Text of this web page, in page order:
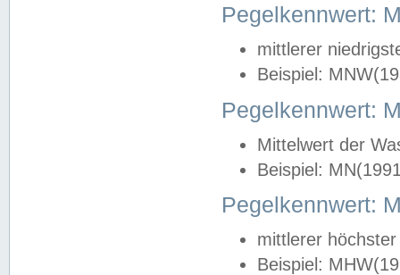
Pegelkennwert:
mittlerer
Beispiel:
Pegelkennwert:
Mittelwert der
Beispiel:
Pegelkennwert:
mittlerer
Beispiel: